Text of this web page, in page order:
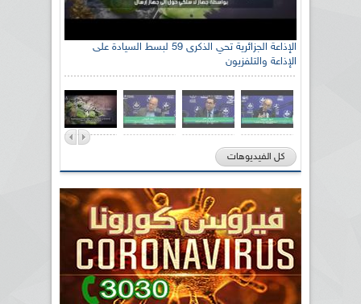
الإذاعة الجزائرية تحي الذكرى 59 لبسط السيادة على
الإذاعة والتلفزيون
رئيس اللجنة الوطنية الجزائرية للتضامن مع الشعب
الصحراوي السيد سعيد العياشي
كل الفيديوهات